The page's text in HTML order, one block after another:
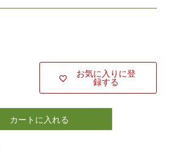
お気に入りに登
録する
カートに入れる